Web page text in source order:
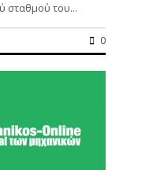
σταθμού του...
0